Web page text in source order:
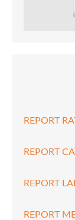
REPORT
REPORT
REPORT
REPORT